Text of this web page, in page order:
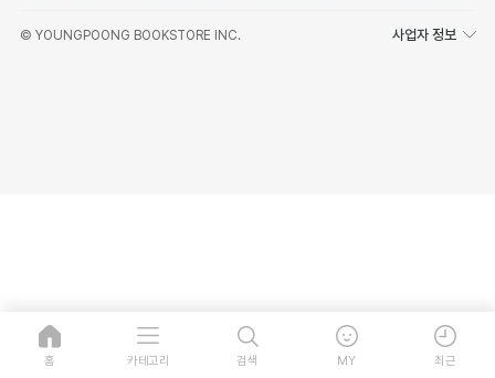
© YOUNGPOONG BOOKSTORE INC. 사업자 정보
홈 카테고리 검색 MY 최근